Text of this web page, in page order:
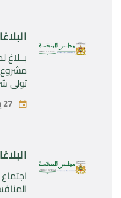
SAS »27 يوليوز 2026
المنافسة –